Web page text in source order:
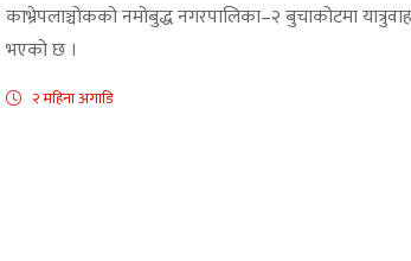
काभ्रेपलाञ्चोकको नमोबुद्ध नगरपालिका–२ बुचाकोटमा
भएको छ ।
२ महिना अगाडि